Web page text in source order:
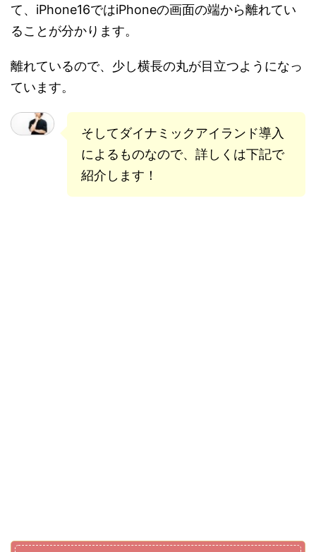
て、iPhone16ではiPhoneの画面の端から離れてい
ることが分かります。
離れているので、少し横長の丸が目立つようになっ
ています。
そしてダイナミックアイランド導入
によるものなので、詳しくは下記で
紹介します！